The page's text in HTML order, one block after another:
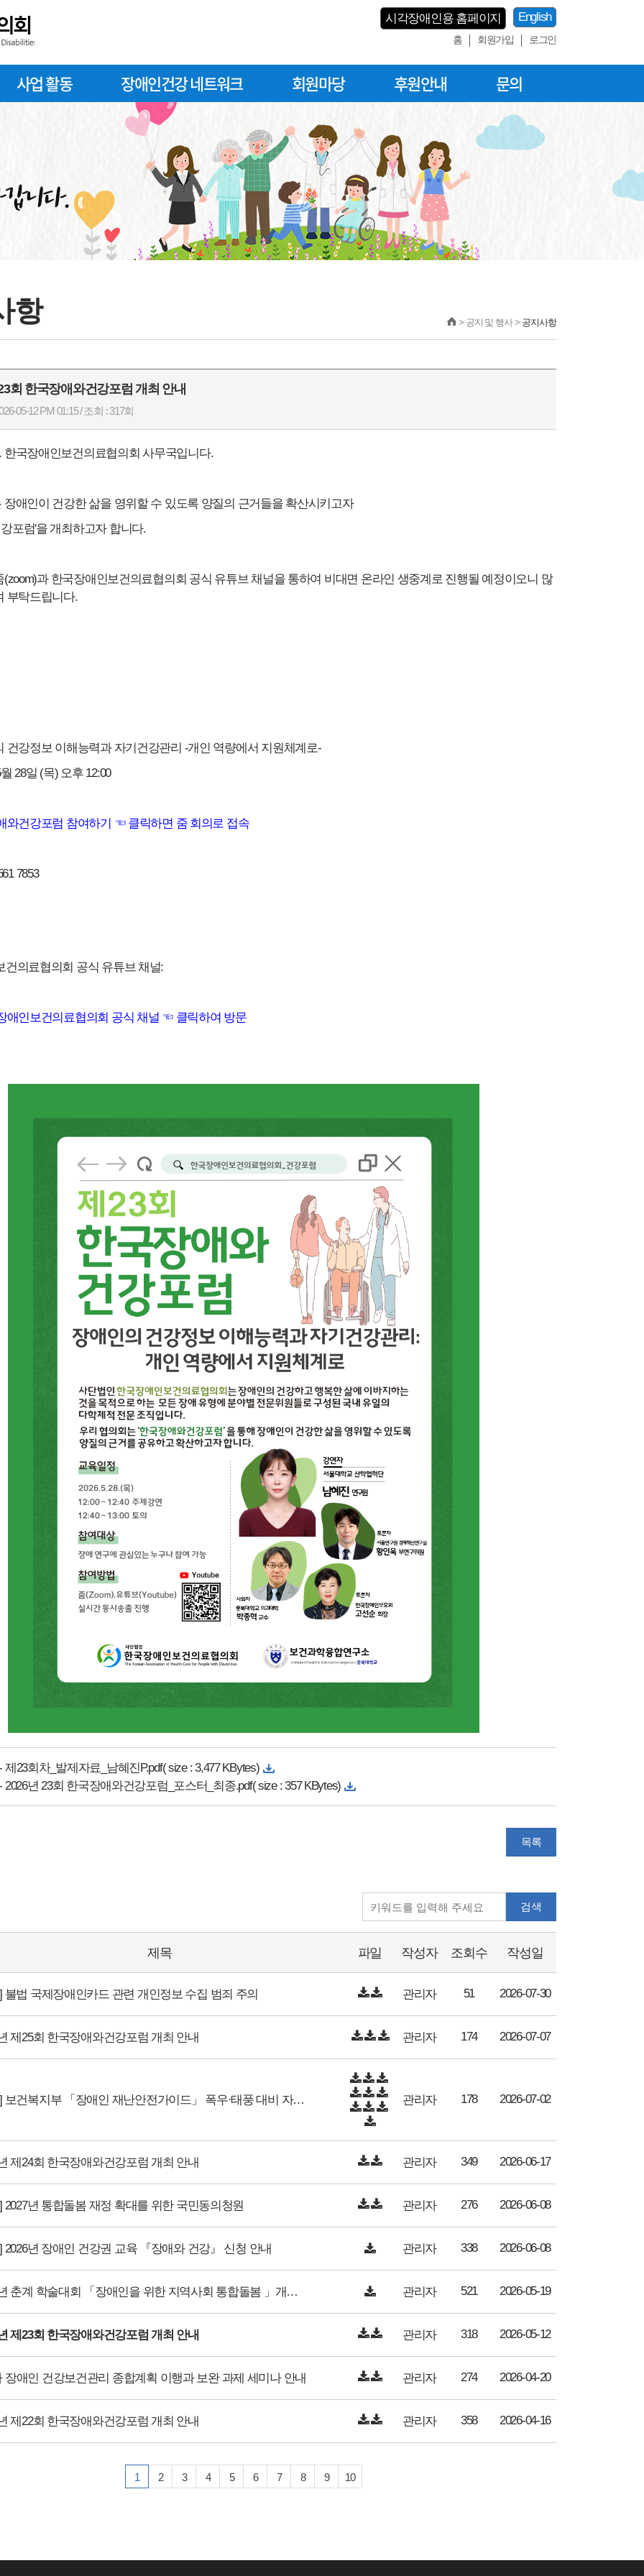
시각장애인용 홈페이지 English
홈 회원가입 로그인
사업 활동 장애인건강 네트워크 회원마당 후원안내 문의
항 > 공지 및 행사 > 공지사항
회 한국장애와건강포럼 개최 안내
05-12 PM 01:15 / 조회 : 317회
한국장애인보건의료협의회 사무국입니다.
장애인이 건강한 삶을 영위할 수 있도록 양질의 근거들을 확산시키고자
포럼'을 개최하고자 합니다.
(zoom)과 한국장애인보건의료협의회 공식 유튜브 채널을 통하여 비대면 온라인 생중계로 진행될 예정이오니 많
부탁드립니다.
건강정보 이해능력과 자기건강관리 -개인 역량에서 지원체계로-
28일 (목) 오후 12:00
와건강포럼 참여하기 ☜ 클릭하면 줌 회의로 접속
7853
건의료협의회 공식 유튜브 채널:
애인보건의료협의회 공식 채널 ☜ 클릭하여 방문
제23회차_발제자료_남혜진P.pdf( size : 3,477 KBytes)
2026년 23회 한국장애와건강포럼_포스터_최종.pdf( size : 357 KBytes)
목록
검색
제목 파일 작성자 조회수 작성일
불법 국제장애인카드 관련 개인정보 수집 범죄 주의 관리자 51 2026-07-30
제25회 한국장애와건강포럼 개최 안내 관리자 174 2026-07-07
[안내] 보건복지부 「장애인 재난안전가이드」 폭우·태풍 대비 자료 배포 안내 관리자 178 2026-07-02
제24회 한국장애와건강포럼 개최 안내 관리자 349 2026-06-17
2027년 통합돌봄 재정 확대를 위한 국민동의청원 관리자 276 2026-06-08
2026년 장애인 건강권 교육 『장애와 건강』 신청 안내 관리자 338 2026-06-08
2026년 춘계 학술대회 「장애인을 위한 지역사회 통합돌봄 」개최 안내 관리자 521 2026-05-19
제23회 한국장애와건강포럼 개최 안내 관리자 318 2026-05-12
장애인 건강보건관리 종합계획 이행과 보완 과제 세미나 안내 관리자 274 2026-04-20
제22회 한국장애와건강포럼 개최 안내 관리자 358 2026-04-16
1 2 3 4 5 6 7 8 9 10